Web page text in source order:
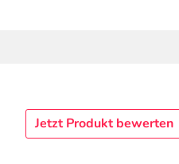
Jetzt Produkt bewerten